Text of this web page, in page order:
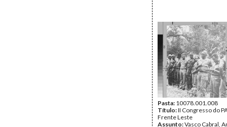
Pasta: 10078.001.008
Título:II Congresso do
Frente Leste
Assunto:Vasco Cabral,